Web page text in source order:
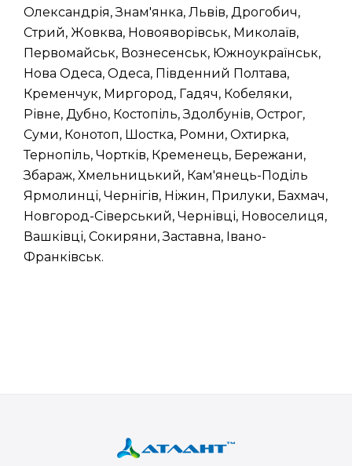
Олександрія, Знам'янка, Львів, Дрогобич,
Стрий, Жовква, Новояворівськ, Миколаїв,
Первомайськ, Вознесенськ, Южноукраїнськ,
Нова Одеса, Одеса, Південний Полтава,
Кременчук, Миргород, Гадяч, Кобеляки,
Рівне, Дубно, Костопіль, Здолбунів, Острог,
Суми, Конотоп, Шостка, Ромни, Охтирка,
Тернопіль, Чортків, Кременець, Бережани,
Збараж, Хмельницький, Кам'янець-Поділь
Ярмолинці, Чернігів, Ніжин, Прилуки, Бахмач,
Новгород-Сіверський, Чернівці, Новоселиця,
Вашківці, Сокиряни, Заставна, Івано-
Франківськ.